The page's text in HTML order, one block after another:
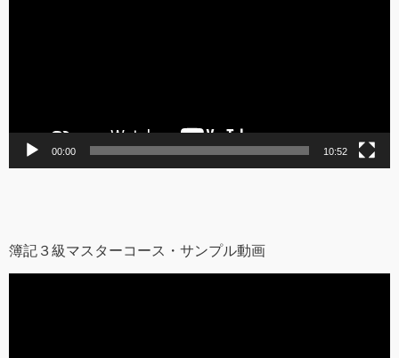
00:00 10:52
簿記３級マスターコース・サンプル動画